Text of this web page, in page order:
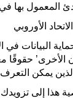
المعمول بها
الأوروبي
البيانات في
الأخرى’ حقوقًا
يمكن
هذا إلى